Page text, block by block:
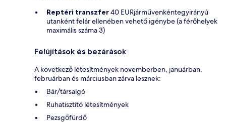
Reptéri transzfer40 EURjárművenkéntegyirányú
utanként felár ellenében vehető igénybe (a férőhelyek
maximális száma 3)
Felújítások és bezárások
A következő létesítmények novemberben, januárban,
februárban és márciusban zárva lesznek:
Bár/társalgó
Ruhatisztító létesítmények
Pezsgőfürdő